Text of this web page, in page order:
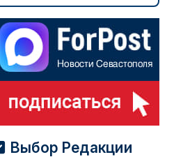
Выбор Редакции